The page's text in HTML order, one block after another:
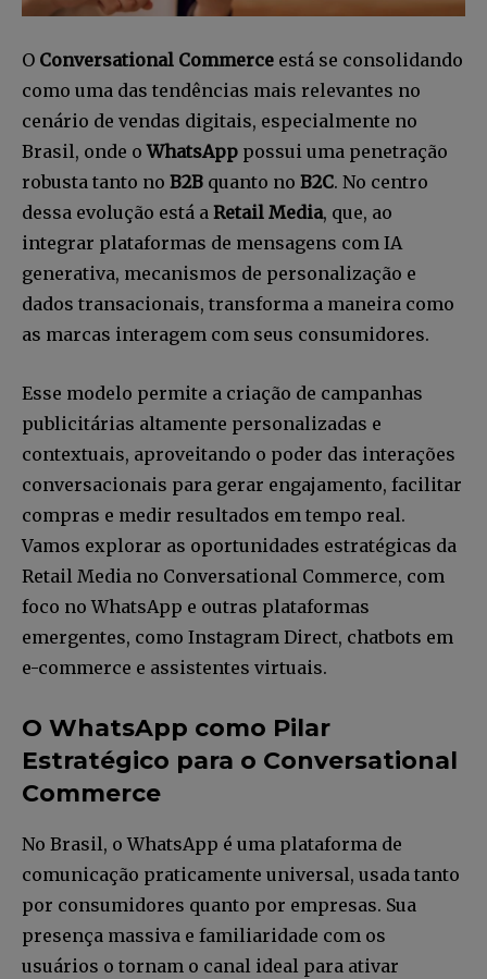
O Conversational Commerce está se consolidando
como uma das tendências mais relevantes no
cenário de vendas digitais, especialmente no
Brasil, onde oWhatsApp possui uma penetração
robusta tanto no B2B quanto no B2C. No centro
dessa evolução está a Retail Media, que, ao
integrar plataformas de mensagens com IA
generativa, mecanismos de personalização e
dados transacionais, transforma a maneira como
as marcas interagem com seus consumidores.
Esse modelo permite a criação de campanhas
publicitárias altamente personalizadas e
contextuais, aproveitando o poder das interações
conversacionais para gerar engajamento, facilitar
compras e medir resultados em tempo real.
Vamos explorar as oportunidades estratégicas da
Retail Media no Conversational Commerce, com
foco no WhatsApp e outras plataformas
emergentes, como Instagram Direct, chatbots em
e-commerce e assistentes virtuais.
O WhatsApp como Pilar
Estratégico para o Conversational
Commerce
No Brasil, o WhatsApp é uma plataforma de
comunicação praticamente universal, usada tanto
por consumidores quanto por empresas. Sua
presença massiva e familiaridade com os
usuários o tornam o canal ideal para ativar